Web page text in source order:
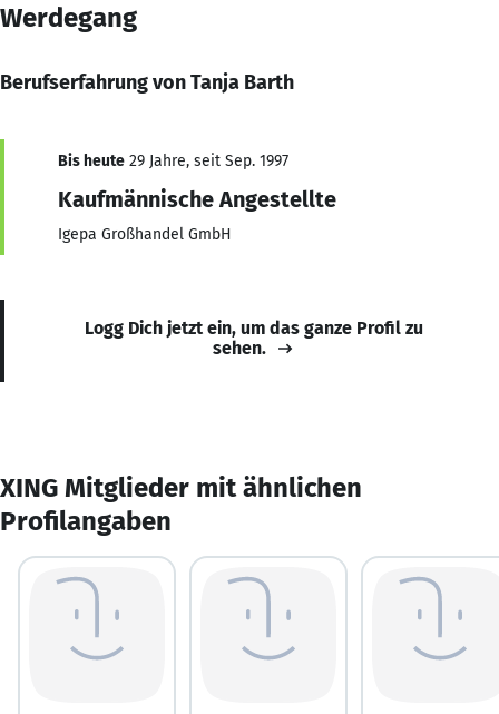
Werdegang
Berufserfahrung von Tanja Barth
Bis heute 29 Jahre, seit Sep. 1997
Kaufmännische Angestellte
Igepa Großhandel GmbH
Logg Dich jetzt ein, um das ganze Profil zu
sehen.
XING Mitglieder mit ähnlichen
Profilangaben